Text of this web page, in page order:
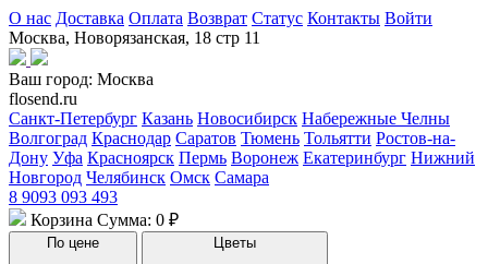
О нас Доставка Оплата Возврат Статус Контакты Войти
Москва, Новорязанская, 18 стр 11
Ваш город: Москва
flosend.ru
Санкт-Петербург Казань Новосибирск Набережные Челны
Волгоград Краснодар Саратов Тюмень Тольятти Ростов-на-
Дону Уфа Красноярск Пермь Воронеж Екатеринбург Нижний
Новгород Челябинск Омск Самара
8 9093 093 493
Корзина Сумма: 0 ₽
По цене
Цветы